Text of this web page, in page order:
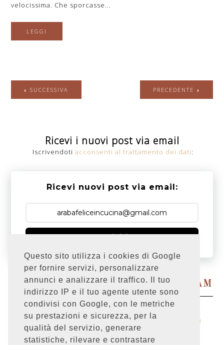
Questo sito utilizza i cookies di Google
per fornire servizi, personalizzare
annunci e analizzare il traffico. Il tuo
indirizzo IP e il tuo agente utente sono
condivisi con Google, con le metriche
su prestazioni e sicurezza, per la
qualità del servizio, generare
statistiche, rilevare e contrastare
velocissima. Che sporcasse...
LEGGI
SUCCESSIVA PRECEDENTE
Ricevi i nuovi post via email
Iscrivendoti acconsenti al trattamento dei dati:
Ricevi nuovi post via email:
Iscriviti
Powered by
SEGUIMI SU INSTAGRAM
Cookie Policy|Privacy policy| Graphic design
Sara
Bardelli.